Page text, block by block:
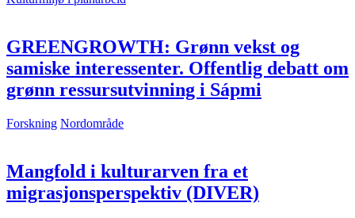
GREENGROWTH: Grønn vekst og
samiske interessenter. Offentlig debatt om
grønn ressursutvinning i Sápmi
Forskning Nordområde
Mangfold i kulturarven fra et
migrasjonsperspektiv (DIVER)